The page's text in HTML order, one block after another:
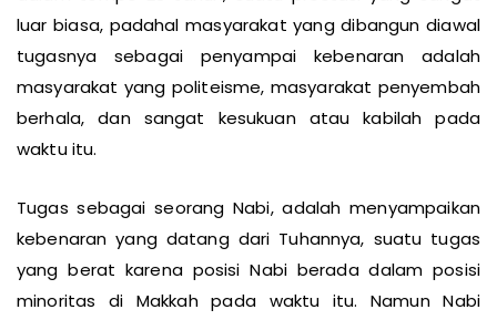
dalam tempo 23 tahun, suatu prestasi yang sangat
luar biasa, padahal masyarakat yang dibangun diawal
tugasnya sebagai penyampai kebenaran adalah
masyarakat yang politeisme, masyarakat penyembah
berhala, dan sangat kesukuan atau kabilah pada
Tugas sebagai seorang Nabi, adalah menyampaikan
kebenaran yang datang dari Tuhannya, suatu tugas
yang berat karena posisi Nabi berada dalam posisi